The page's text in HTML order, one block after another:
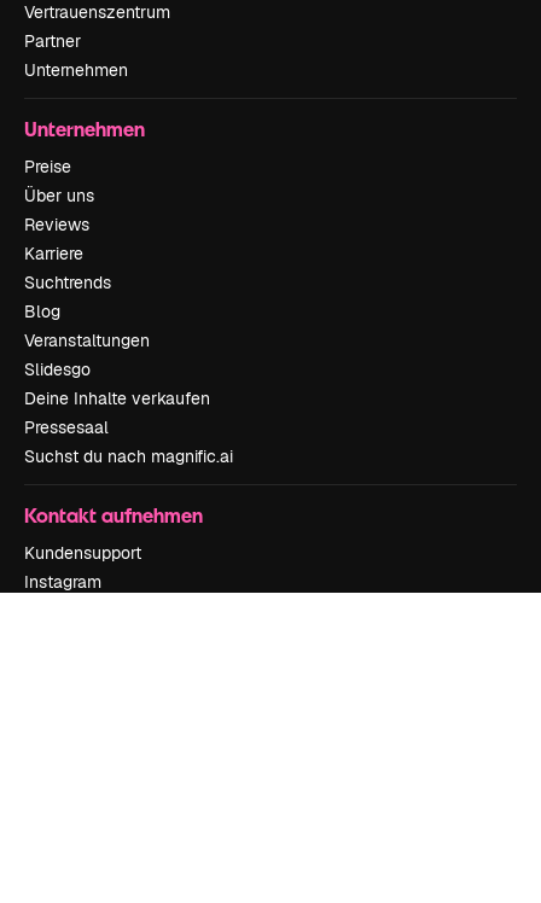
Vertrauenszentrum
Partner
Unternehmen
Unternehmen
Preise
Über uns
Reviews
Karriere
Suchtrends
Blog
Veranstaltungen
Slidesgo
Deine Inhalte verkaufen
Pressesaal
Suchst du nach magnific.ai
Kontakt aufnehmen
Kundensupport
Instagram